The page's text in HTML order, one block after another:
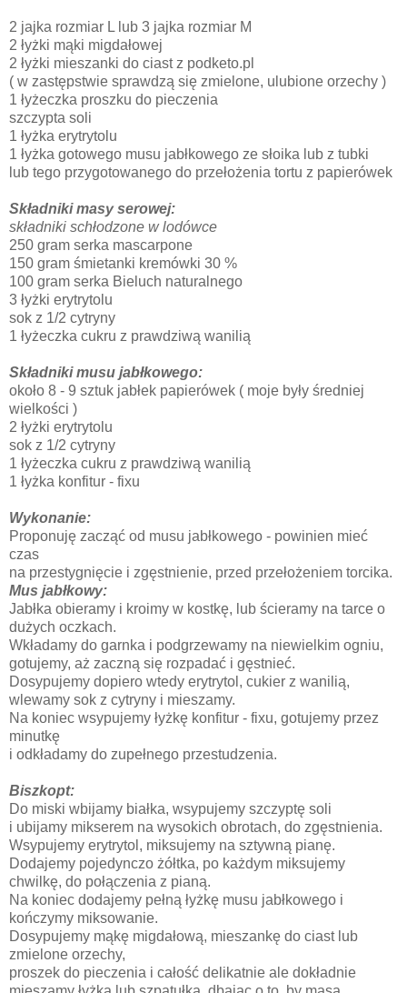
2 jajka rozmiar L lub 3 jajka rozmiar M
2 łyżki mąki migdałowej
2 łyżki mieszanki do ciast z podketo.pl
( w zastępstwie sprawdzą się zmielone, ulubione orzechy )
1 łyżeczka proszku do pieczenia
szczypta soli
1 łyżka erytrytolu
1 łyżka gotowego musu jabłkowego ze słoika lub z tubki
lub tego przygotowanego do przełożenia tortu z papierówek
Składniki masy serowej:
składniki schłodzone w lodówce
250 gram serka mascarpone
150 gram śmietanki kremówki 30 %
100 gram serka Bieluch naturalnego
3 łyżki erytrytolu
sok z 1/2 cytryny
1 łyżeczka cukru z prawdziwą wanilią
Składniki musu jabłkowego:
około 8 - 9 sztuk jabłek papierówek ( moje były średniej
wielkości )
2 łyżki erytrytolu
sok z 1/2 cytryny
1 łyżeczka cukru z prawdziwą wanilią
1 łyżka konfitur - fixu
Wykonanie:
Proponuję zacząć od musu jabłkowego - powinien mieć
czas
na przestygnięcie i zgęstnienie, przed przełożeniem torcika.
Mus jabłkowy:
Jabłka obieramy i kroimy w kostkę, lub ścieramy na tarce o
dużych oczkach.
Wkładamy do garnka i podgrzewamy na niewielkim ogniu,
gotujemy, aż zaczną się rozpadać i gęstnieć.
Dosypujemy dopiero wtedy erytrytol, cukier z wanilią,
wlewamy sok z cytryny i mieszamy.
Na koniec wsypujemy łyżkę konfitur - fixu, gotujemy przez
minutkę
i odkładamy do zupełnego przestudzenia.
Biszkopt:
Do miski wbijamy białka, wsypujemy szczyptę soli
i ubijamy mikserem na wysokich obrotach, do zgęstnienia.
Wsypujemy erytrytol, miksujemy na sztywną pianę.
Dodajemy pojedynczo żółtka, po każdym miksujemy
chwilkę, do połączenia z pianą.
Na koniec dodajemy pełną łyżkę musu jabłkowego i
kończymy miksowanie.
Dosypujemy mąkę migdałową, mieszankę do ciast lub
zmielone orzechy,
proszek do pieczenia i całość delikatnie ale dokładnie